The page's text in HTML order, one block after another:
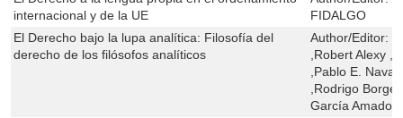
internacional y de la UE
FIDALGO
El Derecho bajo la lupa analítica: Filosofía del
derecho de los filósofos analíticos
Author/Editor:
,Robert Alexy
,Pablo E.
,Rodrigo
García Amado